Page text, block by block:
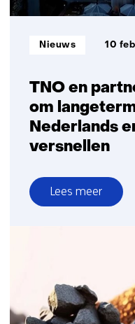
TNO en
om
Nederlands
versnellen
Informatietype:
Nieuws 10
Lees meer
over
project
om